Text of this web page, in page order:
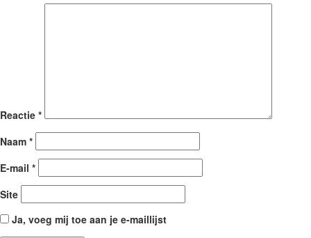
Reactie *
Naam *
E-mail *
Site
Ja, voeg mij toe aan je e-maillijst